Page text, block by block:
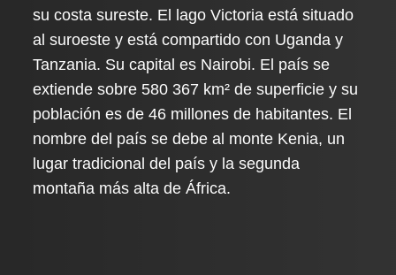
su costa sureste. El lago Victoria está situado
al suroeste y está compartido con Uganda y
Tanzania. Su capital es Nairobi. El país se
extiende sobre 580 367 km² de superficie y su
población es de 46 millones de habitantes. El
nombre del país se debe al monte Kenia, un
lugar tradicional del país y la segunda
montaña más alta de África.